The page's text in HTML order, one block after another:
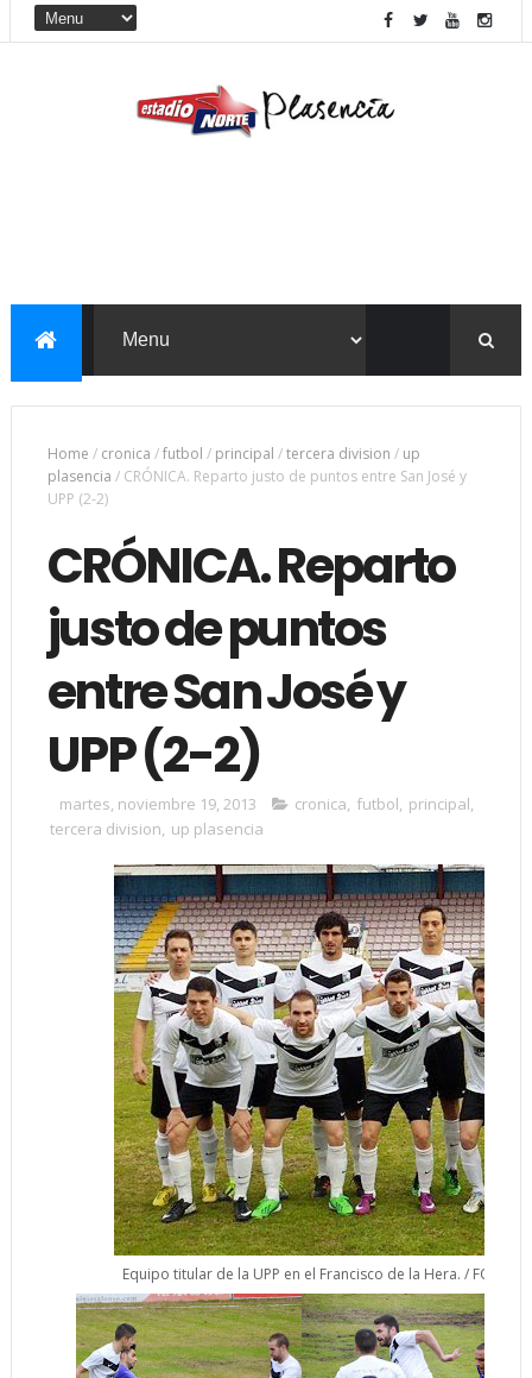
Home / cronica /futbol / principal /tercera division / up
plasencia / CRÓNICA. Reparto justo de puntos entre San José y
UPP (2-2)
CRÓNICA. Reparto
justo de puntos
entre San José y
UPP (2-2)
martes, noviembre 19, 2013 cronica, futbol, principal,
tercera division, up plasencia
Equipo titular de la UPP en el Francisco de la Hera. / FOTOS: